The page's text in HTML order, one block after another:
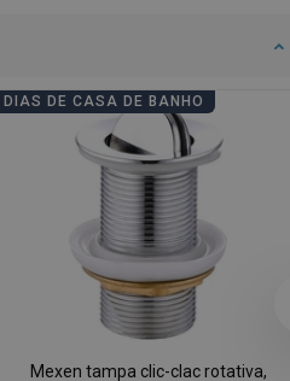
DIAS DE CASA DE BANHO
Mexen tampa clic-clac rotativa,